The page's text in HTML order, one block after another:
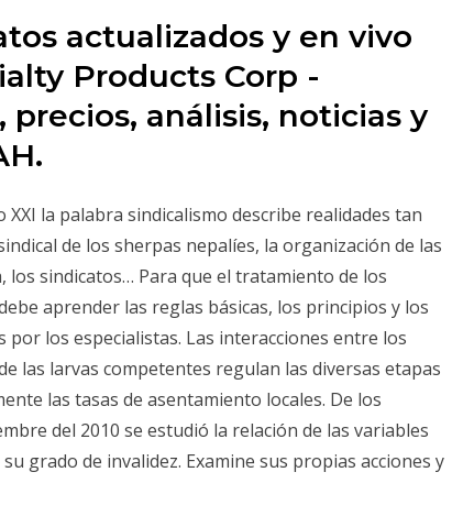
actualizados y en vivo
Products Corp -
precios, análisis, noticias y
la palabra sindicalismo describe realidades tan
de los sherpas nepalíes, la organización de las
sindicatos… Para que el tratamiento de los
aprender las reglas básicas, los principios y los
los especialistas. Las interacciones entre los
las larvas competentes regulan las diversas etapas
las tasas de asentamiento locales. De los
del 2010 se estudió la relación de las variables
grado de invalidez. Examine sus propias acciones y